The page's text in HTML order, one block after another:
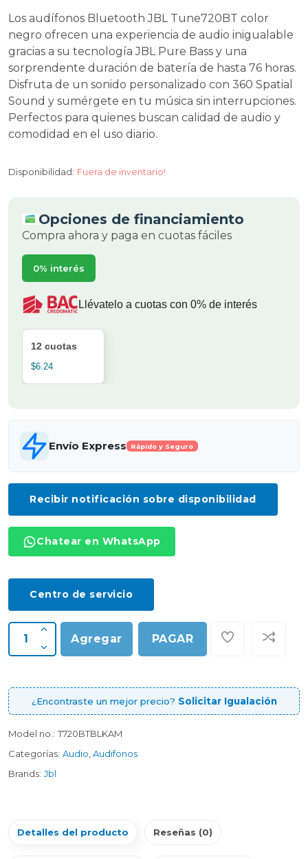
Los audífonos Bluetooth JBL Tune720BT color
negro ofrecen una experiencia de audio inigualable
gracias a su tecnología JBL Pure Bass y una
sorprendente duración de batería de hasta 76 horas.
Disfruta de un sonido personalizado con 360 Spatial
Sound y sumérgete en tu música sin interrupciones.
Perfectos para quienes buscan calidad de audio y
comodidad en el uso diario.
Disponibilidad: Fuera de inventario!
Opciones de financiamiento
Compra ahora y paga en cuotas fáciles
0% interés
Llévatelo a cuotas con 0% de interés
12 cuotas
$6.24
Envío Express Rápido y Seguro
Recibir notificación sobre disponibilidad
Chatear en WhatsApp
Centro de servicio
Agregar PAGAR
¿Encontraste un mejor precio? Solicitar Igualación
Model no.: T720BTBLKAM
Categorías: Audio Audifonos
Brands: Jbl
Detalles del producto Reseñas (0)